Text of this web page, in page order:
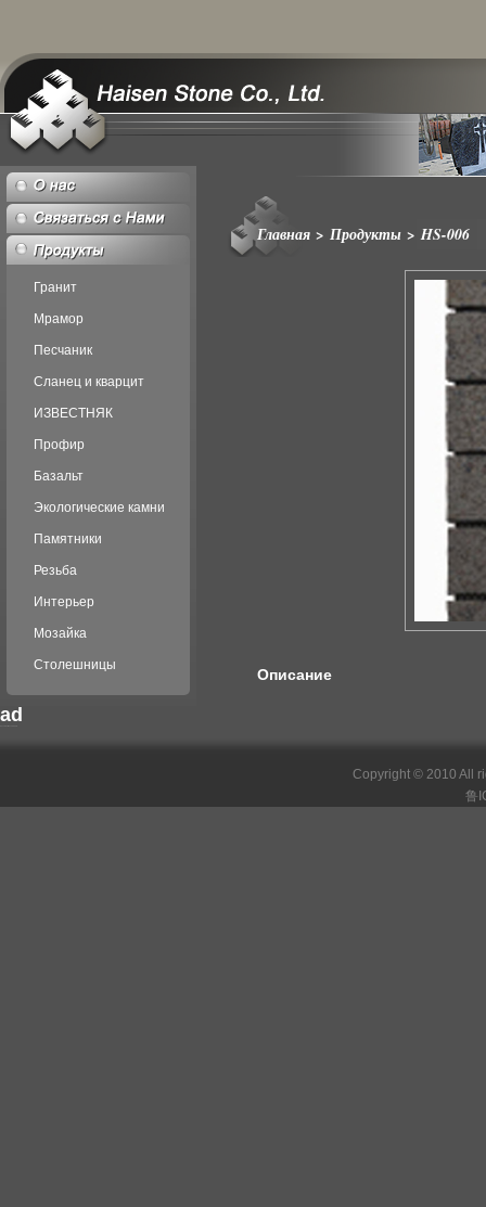
Гранит
Мрамор
Песчаник
Сланец и кварцит
ИЗВЕСТНЯК
Профир
Базальт
Экологические камни
Памятники
Резьба
Интерьер
Мозайка
Столешницы
ad
Главная > Продукты >HS-006
Описание
Copyright © 2010 All
鲁